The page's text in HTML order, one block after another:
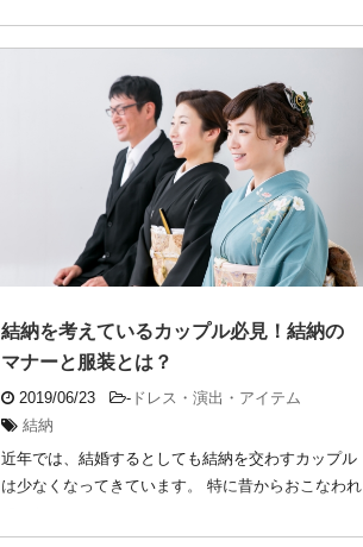
結納を考えているカップル必見！結納の
マナーと服装とは？
2019/06/23 - ドレス・演出・アイテム
結納
近年では、結婚するとしても結納を交わすカップル
は少なくなってきています。 特に昔からおこなわれ